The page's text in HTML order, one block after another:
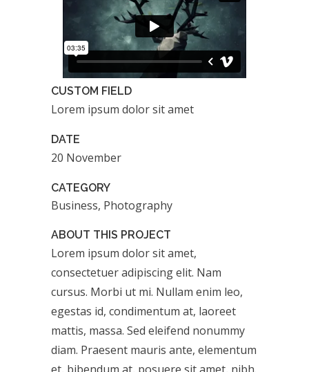
CUSTOM FIELD
Lorem ipsum dolor sit amet
DATE
20 November
CATEGORY
Business, Photography
ABOUT THIS PROJECT
Lorem ipsum dolor sit amet,
consectetuer adipiscing elit. Nam
cursus. Morbi ut mi. Nullam enim leo,
egestas id, condimentum at, laoreet
mattis, massa. Sed eleifend nonummy
diam. Praesent mauris ante, elementum